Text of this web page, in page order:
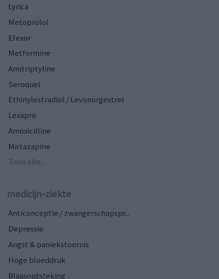
Lyrica
Metoprolol
Efexor
Metformine
Amitriptyline
Seroquel
Ethinylestradiol / Levonorgestrel
Lexapro
Amoxicilline
Mirtazapine
Toon alle...
medicijn-ziekte
Anticonceptie / zwangerschapspr...
Depressie
Angst & paniekstoornis
Hoge bloeddruk
Blaasontsteking